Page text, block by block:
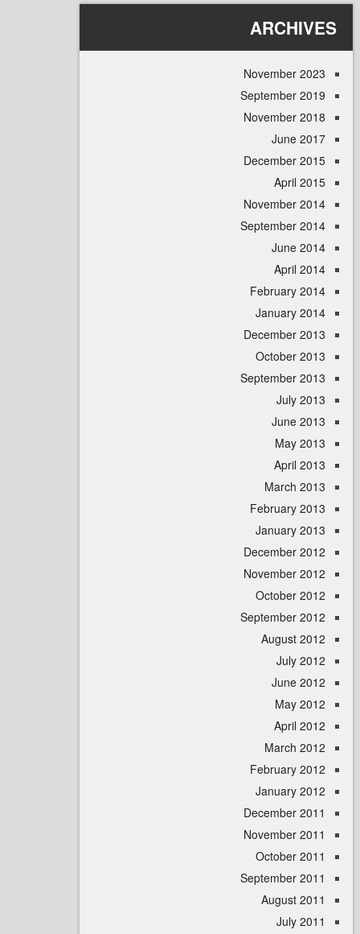
November
September
November
June
December
April
November
September
June
April
February
January
December
October
September
July
June
May
April
March
February
January
December
November
October
September
August
July
June
May
April
March
February
January
December
November
October
September
August
July